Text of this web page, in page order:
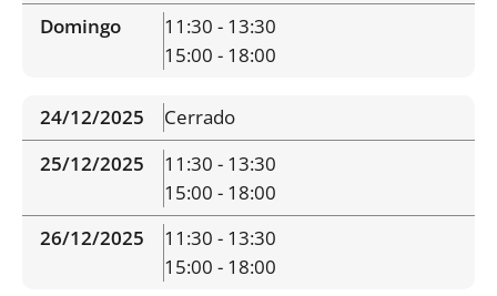
Domingo
11:30 - 13:30
15:00 - 18:00
24/12/2025
Cerrado
25/12/2025
11:30 - 13:30
15:00 - 18:00
26/12/2025
11:30 - 13:30
15:00 - 18:00